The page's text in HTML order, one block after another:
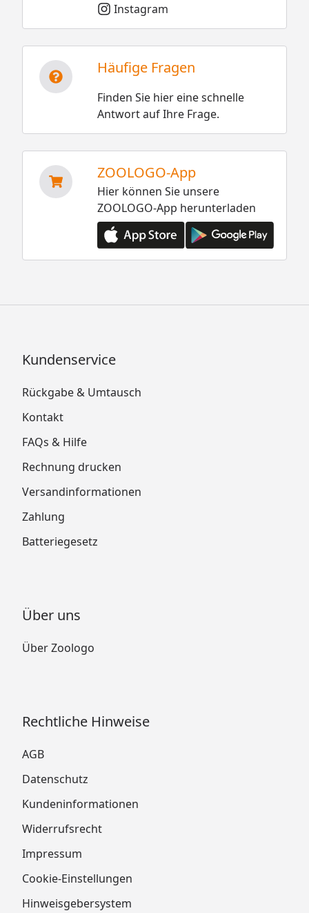
Instagram
Häufige Fragen
Finden Sie hier eine schnelle
Antwort auf Ihre Frage.
ZOOLOGO-App
Hier können Sie unsere
ZOOLOGO-App herunterladen
Kundenservice
Rückgabe & Umtausch
Kontakt
FAQs & Hilfe
Rechnung drucken
Versandinformationen
Zahlung
Batteriegesetz
Über uns
Über Zoologo
Rechtliche Hinweise
AGB
Datenschutz
Kundeninformationen
Widerrufsrecht
Impressum
Cookie-Einstellungen
Hinweisgebersystem